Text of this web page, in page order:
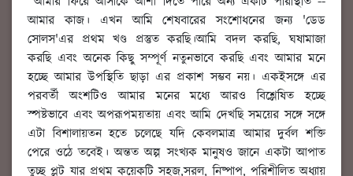
আমার কাজ। এখন আমি শেষবারের সংশোধনের জন্য 'ডেড
সোলস'এর প্রথম খণ্ড প্রস্তুত করছি।আমি বদল করছি, ঘষামাজা
করছি এবং অনেক কিছু সম্পূর্ণ নতুনভাবে করছি এবং আমার মনে
হচ্ছে আমার উপস্থিতি ছাড়া এর প্রকাশ সম্ভব নয়। একইসঙ্গে এর
পরবর্তী অংশটিও আমার মনের মধ্যে আরও বিশ্লেষিত হচ্ছে
স্পষ্টভাবে এবং অপরূপময়তায় এবং আমি দেখছি সময়ের সঙ্গে সঙ্গে
এটা বিশালায়তন হতে চলেছে যদি কেবলমাত্র আমার দুর্বল শক্তি
পেরে ওঠে তবেই। অন্তত অল্প সংখ্যক মানুষও জানে একটা আপাত
তুচ্ছ প্লট যার প্রথম কয়েকটি সহজ,সরল, নিষ্পাপ, পরিশীলিত অধ্যায়